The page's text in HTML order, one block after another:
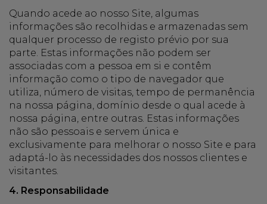
Quando acede ao nosso Site, algumas
informações são recolhidas e armazenadas sem
qualquer processo de registo prévio por sua
parte. Estas informações não podem ser
associadas com a pessoa em si e contêm
informação como o tipo de navegador que
utiliza, número de visitas, tempo de permanência
na nossa página, domínio desde o qual acede à
nossa página, entre outras. Estas informações
não são pessoais e servem única e
exclusivamente para melhorar o nosso Site e para
adaptá-lo às necessidades dos nossos clientes e
visitantes.
4. Responsabilidade